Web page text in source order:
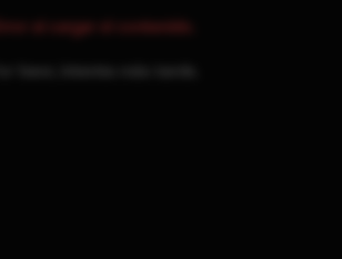
Error al cargar el contenido.